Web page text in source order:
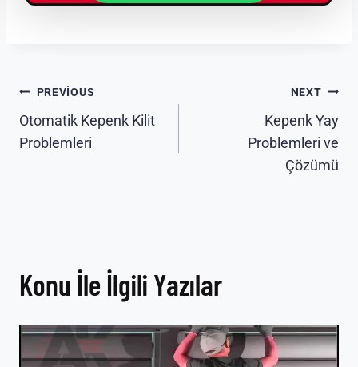
Yazı
gezinmesi
PREVIOUS
Otomatik Kepenk Kilit
Problemleri
NEXT
Kepenk Yay
Problemleri ve
Çözümü
Konu İle İlgili Yazılar